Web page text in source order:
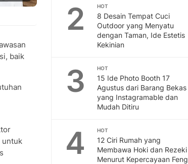
baik
untuk
2 HOT
8 Desain Tempat Cuci
Outdoor yang Menyatu
dengan Taman, Ide Estetis
Kekinian
3 HOT
15 Ide Photo Booth 17
Agustus dari Barang Bekas
yang Instagramable dan
Mudah Ditiru
4 HOT
12 Ciri Rumah yang
Membawa Hoki dan Rezeki
Menurut Kepercayaan Feng